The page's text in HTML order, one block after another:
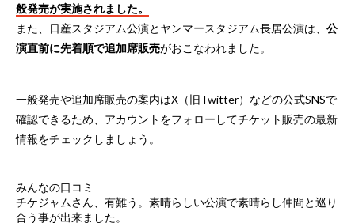
般発売が実施されました。
また、日産スタジアム公演とヤンマースタジアム長居公演は、 公
演直前に先着順で追加席販売がおこなわれました。
一般発売や追加席販売の案内はX（旧Twitter）などの公式SNSで
確認できるため、アカウントをフォローしてチケット販売の最新
情報をチェックしましょう。
みんなの口コミ
チケジャムさん、有難う。素晴らしい公演で素晴らし仲間と巡り
合う事が出来ました。